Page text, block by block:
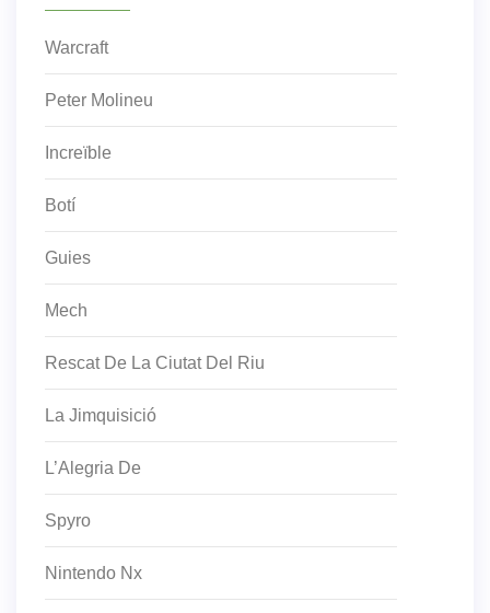
Warcraft
Peter Molineu
Increïble
Botí
Guies
Mech
Rescat De La Ciutat Del Riu
La Jimquisició
L’Alegria De
Spyro
Nintendo Nx